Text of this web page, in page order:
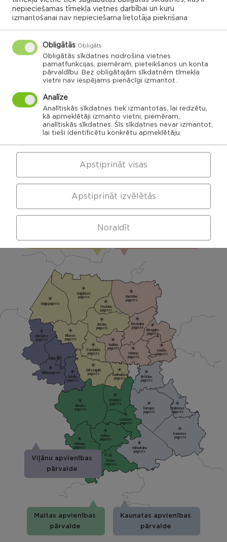
05.06.2026
VISI NOTIKUMI
Rēzeknes novada karte
APVIENĪBU PĀRVALDES
Dricānu apvienības
pārvalde
Nautrēnu apvienības
pārvalde
Maltas apvienības
pārvalde
Kaunatas apvienības
pārvalde
Viļānu apvienības
pārvalde
Nagļu pagasts
Rikavas
pagasts
Kantinieku
pagasts
Sakstagala
pagasts Ozolmuižas
pagasts
Gaigalavas
pagasts
Stružānu
pagasts
Dricānu
pagasts
Nautrēnu
pagasts
Ilzeskalna
pagasts
Audriņu
pagasts
Vērēmu
pagasts
Lendžu
pagasts
Bērzgales
pagasts
Silmalas
pagasts
Feimaņu
pagasts
Pušas
pagasts
Maltas
pagasts
Lūznavas
pagasts
Ozolaines
pagasts
Griškānu
pagasts
Čornajas
pagasts
Mākoņkalna
pagasts
Kaunatas
pagasts
Stoļerovas
pagasts
Sokolku
pagasts
Viļānu pagasts
Dekšāres
pagasts
Viļāni
nepieciešamas tīmekļa vietnes darbībai un kuru
izmantošanai nav nepieciešama lietotāja piekrišana
Obligātās Obligāts
Obligātās sīkdatnes nodrošina vietnes
pamatfunkcijas, piemēram, pieteikšanos un konta
pārvaldību. Bez obligātajām sīkdatnēm tīmekļa
vietni nav iespējams pienācīgi izmantot.
Analīze
Analītiskās sīkdatnes tiek izmantotas, lai redzētu,
kā apmeklētāji izmanto vietni, piemēram,
analītiskās sīkdatnes. Šīs sīkdatnes nevar izmantot,
lai tieši identificētu konkrētu apmeklētāju.
Noraidīt
Apstiprināt izvēlētās
Apstiprināt visas